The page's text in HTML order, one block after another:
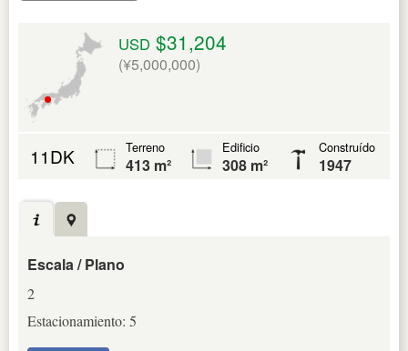
USD $31,204
(¥5,000,000)
11DK Terreno
413 m²
Edificio
308 m²
Construído
1947
Escala / Plano
2
Estacionamiento: 5